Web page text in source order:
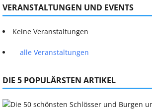
VERANSTALTUNGEN UND EVENTS
Keine Veranstaltungen
alle Veranstaltungen
DIE 5 POPULÄRSTEN ARTIKEL